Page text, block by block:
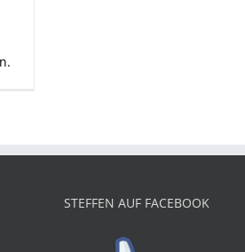
STEFFEN AUF FACEBOOK